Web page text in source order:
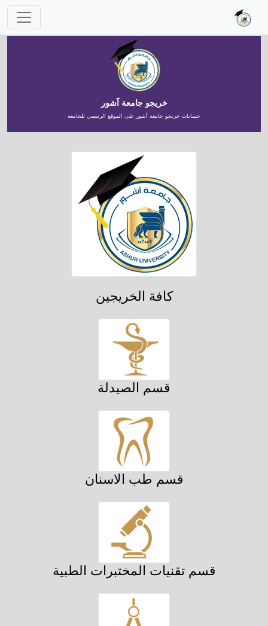
خريجو جامعة آشور
حسابات خريجو جامعة آشور على الموقع الرسمي للجامعة
كافة الخريجين
قسم الصيدلة
قسم طب الاسنان
قسم تقنيات المختبرات الطبية